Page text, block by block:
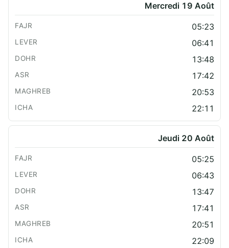
Mercredi 19 Août
05:23
06:41
13:48
17:42
20:53
22:11
Jeudi 20 Août
05:25
06:43
13:47
17:41
20:51
22:09